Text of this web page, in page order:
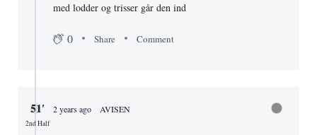
med lodder og trisser går den ind
0 Share Comment
51′
2nd Half
2 years ago AVISEN